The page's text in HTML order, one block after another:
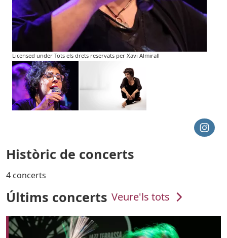
Licensed under Tots els drets reservats per Xavi Almirall
Històric de concerts
4 concerts
Últims concerts Veure'ls tots